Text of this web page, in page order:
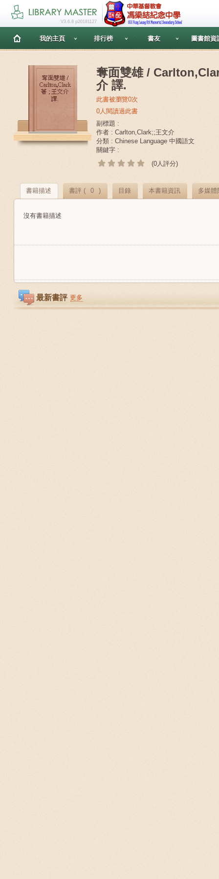
V3.6.8 p20181127
我的主頁 排行榜 書友 圖書館資
奪面雙雄 /
介 譯.
此書被瀏覽0次
0人閱讀過此書
副標題 :
作者 : Carlton,Clark;;王文介
分類 : Chinese Language 中國語文
關鍵字 :
(0人評分)
書籍描述 書評 ( 0 ) 目錄 本書籍資訊 多媒體
沒有書籍描述
最新書評 更多